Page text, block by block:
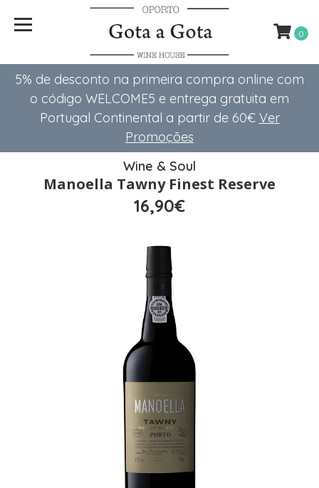
5% de desconto na primeira compra online com
o código WELCOME5 e entrega gratuita em
Portugal Continental a partir de 60€ Ver
Promoções
0
Wine & Soul
Manoella Tawny Finest Reserve
16,90€